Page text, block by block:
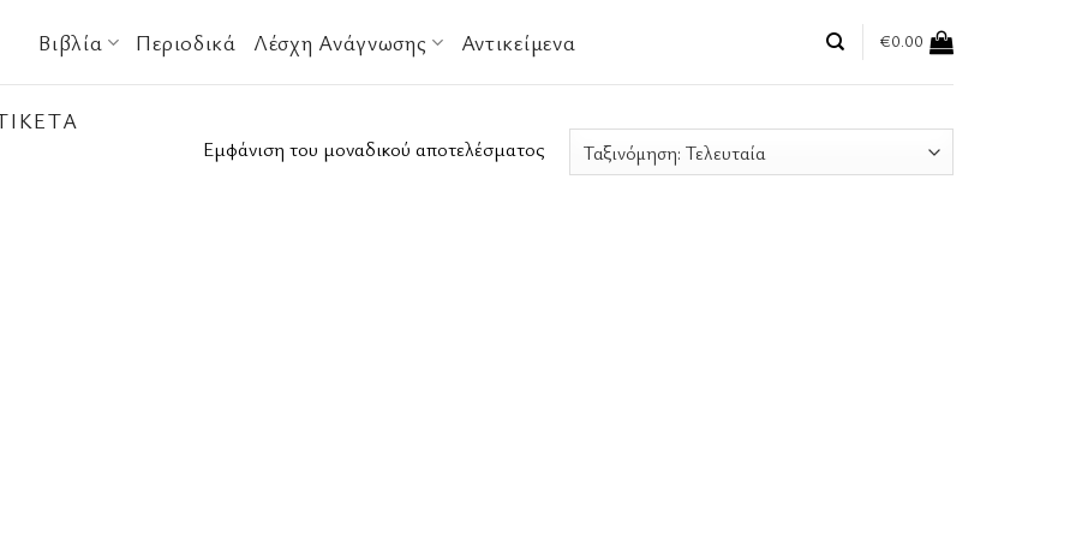
Βιβλία Περιοδικά Λέσχη Ανάγνωσης Αντικείμενα €0.00
Εμφάνιση του μοναδικού αποτελέσματος